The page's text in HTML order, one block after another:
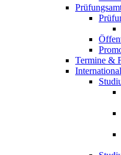
Termine &
International